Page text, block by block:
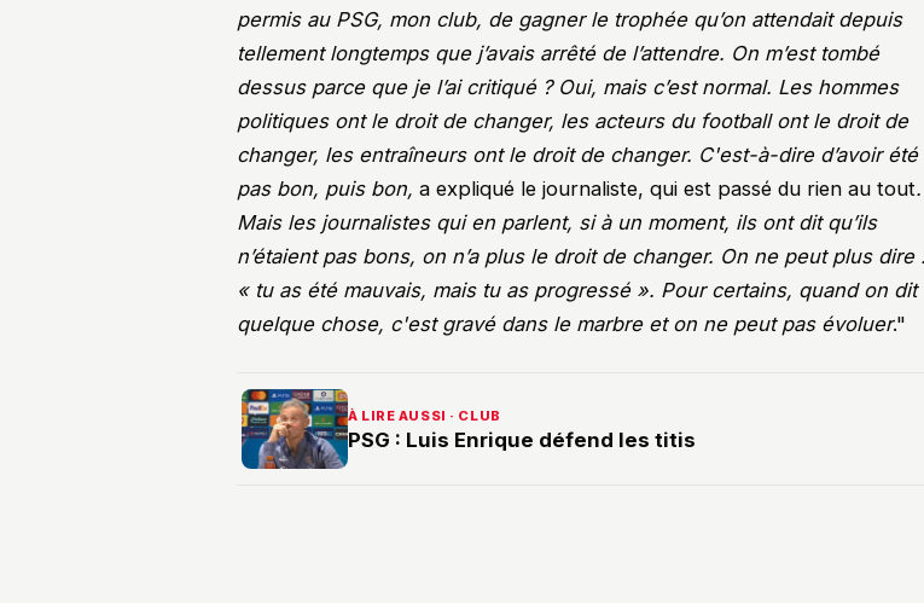
permis au PSG, mon club, de gagner le trophée qu’on attendait depuis
tellement longtemps que j’avais arrêté de l’attendre. On m’est tombé
dessus parce que je l’ai critiqué ? Oui, mais c’est normal. Les hommes
politiques ont le droit de changer, les acteurs du football ont le droit de
changer, les entraîneurs ont le droit de changer. C'est-à-dire d’avoir été
pas bon, puis bon, a expliqué le journaliste, qui est passé du rien au tout.
Mais les journalistes qui en parlent, si à un moment, ils ont dit qu’ils
n’étaient pas bons, on n’a plus le droit de changer. On ne peut plus dire
« tu as été mauvais, mais tu as progressé ». Pour certains, quand on dit
quelque chose, c'est gravé dans le marbre et on ne peut pas évoluer."
À LIRE AUSSI · CLUB
PSG : Luis Enrique défend les titis